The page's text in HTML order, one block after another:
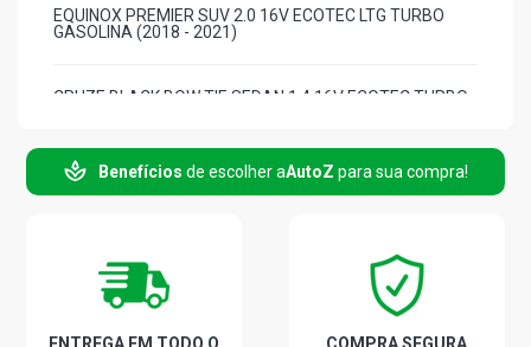
EQUINOX PREMIER SUV 2.0 16V ECOTEC LTG TURBO
GASOLINA (2018 - 2021)
CRUZE BLACK BOW TIE SEDAN 1.4 16V ECOTEC TURBO
CRUZE SPORT LT HATCH 1.4 16V ECOTEC TURBO FLEX
(2017 - 2021)
CRUZE SPORT LTZ HATCH 1.4 16V ECOTEC TURBO FLEX
(2017 - 2020)
ONIX SEDAN PLUS PREMIUM SEDAN 1.0 12V ECOTEC
Benefícios de escolher aAutoZ para sua compra!